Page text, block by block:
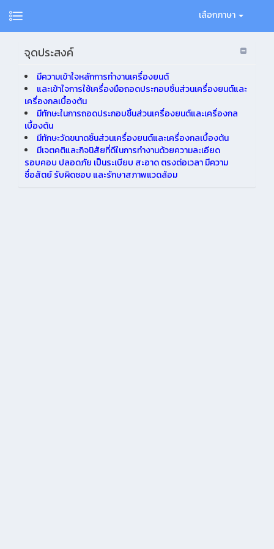
เลือกภาษา
จุดประสงค์
มีความเข้าใจหลักการทำงานเครื่องยนต์
และเข้าใจการใช้เครื่องมือถอดประกอบชิ้นส่วนเครื่องยนต์และ
เครื่องกลเบื้องต้น
มีทักษะในการถอดประกอบชิ้นส่วนเครื่องยนต์และเครื่องกล
เบื้องต้น
มีทักษะวัดขนาดชิ้นส่วนเครื่องยนต์และเครื่องกลเบื้องต้น
มีเจตคติและกิจนิสัยที่ดีในการทำงานด้วยความละเอียด
รอบคอบ ปลอดภัย เป็นระเบียบ สะอาด ตรงต่อเวลา มีความ
ซื่อสัตย์ รับผิดชอบ และรักษาสภาพแวดล้อม